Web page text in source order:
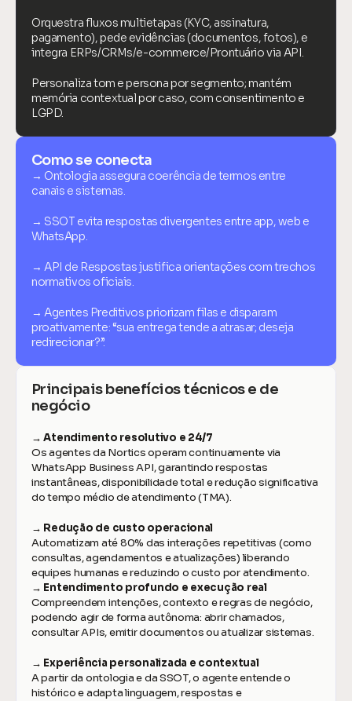
Orquestra fluxos multietapas (KYC, assinatura,
pagamento), pede evidências (documentos, fotos), e
integra ERPs/CRMs/e-commerce/Prontuário via API.
Personaliza tom e persona por segmento; mantém
memória contextual por caso, com consentimento e
LGPD.
Como se conecta
→ Ontologia assegura coerência de termos entre
canais e sistemas.
→ SSOT evita respostas divergentes entre app, web e
WhatsApp.
→ API de Respostas justifica orientações com trechos
normativos oficiais.
→ Agentes Preditivos priorizam filas e disparam
proativamente: “sua entrega tende a atrasar; deseja
redirecionar?”.
Principais benefícios técnicos e de
negócio
→ Atendimento resolutivo e 24/7
Os agentes da Nortics operam continuamente via
WhatsApp Business API, garantindo respostas
instantâneas, disponibilidade total e redução significativa
do tempo médio de atendimento (TMA).
→ Redução de custo operacional
Automatizam até 80% das interações repetitivas (como
consultas, agendamentos e atualizações) liberando
equipes humanas e reduzindo o custo por atendimento.
→ Entendimento profundo e execução real
Compreendem intenções, contexto e regras de negócio,
podendo agir de forma autônoma: abrir chamados,
consultar APIs, emitir documentos ou atualizar sistemas.
→ Experiência personalizada e contextual
A partir da ontologia e da SSOT, o agente entende o
histórico e adapta linguagem, respostas e